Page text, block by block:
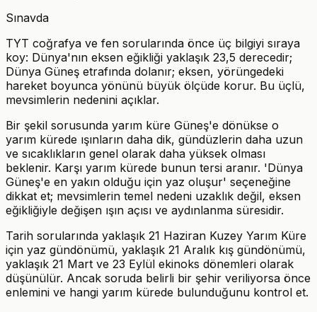
Sınavda
TYT coğrafya ve fen sorularında önce üç bilgiyi sıraya
koy: Dünya'nın eksen eğikliği yaklaşık 23,5 derecedir;
Dünya Güneş etrafında dolanır; eksen, yörüngedeki
hareket boyunca yönünü büyük ölçüde korur. Bu üçlü,
mevsimlerin nedenini açıklar.
Bir şekil sorusunda yarım küre Güneş'e dönükse o
yarım kürede ışınların daha dik, gündüzlerin daha uzun
ve sıcaklıkların genel olarak daha yüksek olması
beklenir. Karşı yarım kürede bunun tersi aranır. 'Dünya
Güneş'e en yakın olduğu için yaz oluşur' seçeneğine
dikkat et; mevsimlerin temel nedeni uzaklık değil, eksen
eğikliğiyle değişen ışın açısı ve aydınlanma süresidir.
Tarih sorularında yaklaşık 21 Haziran Kuzey Yarım Küre
için yaz gündönümü, yaklaşık 21 Aralık kış gündönümü,
yaklaşık 21 Mart ve 23 Eylül ekinoks dönemleri olarak
düşünülür. Ancak soruda belirli bir şehir veriliyorsa önce
enlemini ve hangi yarım kürede bulunduğunu kontrol et.